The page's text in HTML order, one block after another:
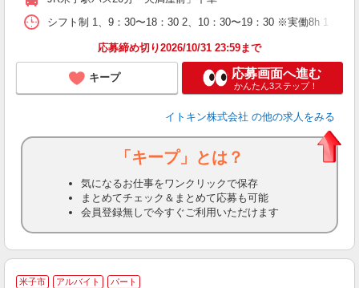
シフト制 1、9：30〜18：30 2、10：30〜19：30 ※実働8h 1ヵ月
応募締め切り2026/10/31 23:59まで
キープ 応募画面へ進む
かんたん3ステップ！
イトキン株式会社 の他の求人をみる
「キープ」とは？
気になるお仕事をワンクリックで保存
まとめてチェック＆まとめて応募も可能
会員登録無しで今すぐご利用いただけます
米子市 アルバイト パート